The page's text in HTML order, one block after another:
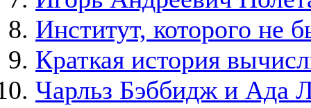
Институт, которого не
Краткая история
Чарльз Бэббидж и Ада